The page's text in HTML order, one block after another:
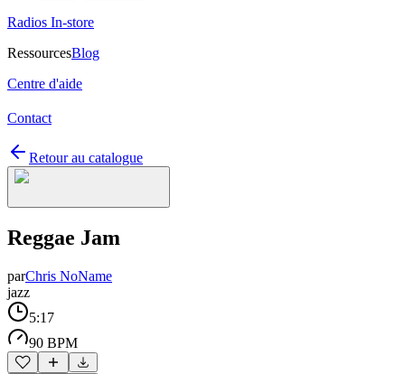
Radios In-store
RessourcesBlog
Centre d'aide
Contact
Retour au catalogue
Reggae Jam
parChris NoName
jazz
5:17
90 BPM